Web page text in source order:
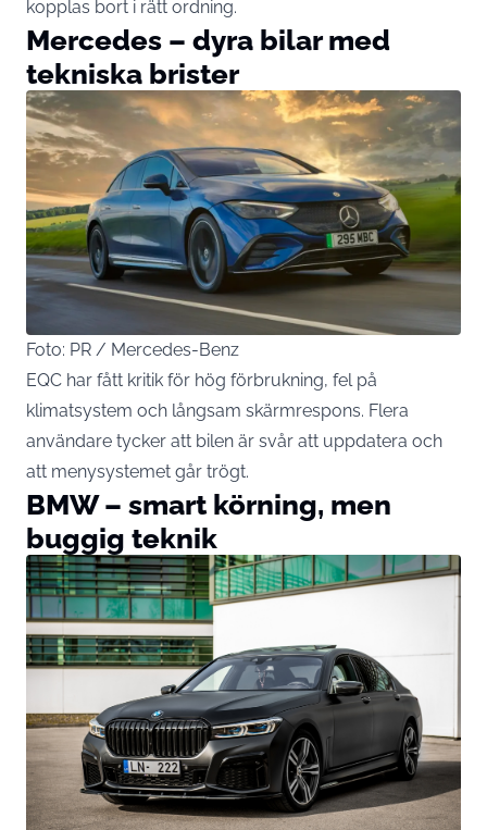
kopplas bort i rätt ordning.
Mercedes – dyra bilar med
tekniska brister
Foto: PR / Mercedes-Benz
EQC har fått kritik för hög förbrukning, fel på
klimatsystem och långsam skärmrespons. Flera
användare tycker att bilen är svår att uppdatera och
att menysystemet går trögt.
BMW – smart körning, men
buggig teknik